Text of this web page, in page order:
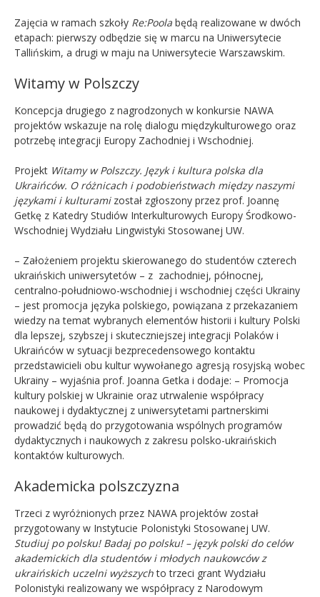
Zajęcia w ramach szkoły Re:Poola będą realizowane w dwóch
etapach: pierwszy odbędzie się w marcu na Uniwersytecie
Tallińskim, a drugi w maju na Uniwersytecie Warszawskim.
Witamy w Polszczy
Koncepcja drugiego z nagrodzonych w konkursie NAWA
projektów wskazuje na rolę dialogu międzykulturowego oraz
potrzebę integracji Europy Zachodniej i Wschodniej.
Projekt Witamy w Polszczy. Język i kultura polska dla
Ukraińców. O różnicach i podobieństwach między naszymi
językami i kulturamizostał zgłoszony przez prof. Joannę
Getkę z Katedry Studiów Interkulturowych Europy Środkowo-
Wschodniej Wydziału Lingwistyki Stosowanej UW.
– Założeniem projektu skierowanego do studentów czterech
ukraińskich uniwersytetów – z zachodniej, północnej,
centralno-południowo-wschodniej i wschodniej części Ukrainy
– jest promocja języka polskiego, powiązana z przekazaniem
wiedzy na temat wybranych elementów historii i kultury Polski
dla lepszej, szybszej i skuteczniejszej integracji Polaków i
Ukraińców w sytuacji bezprecedensowego kontaktu
przedstawicieli obu kultur wywołanego agresją rosyjską wobec
Ukrainy – wyjaśnia prof. Joanna Getka i dodaje: – Promocja
kultury polskiej w Ukrainie oraz utrwalenie współpracy
naukowej i dydaktycznej z uniwersytetami partnerskimi
prowadzić będą do przygotowania wspólnych programów
dydaktycznych i naukowych z zakresu polsko-ukraińskich
kontaktów kulturowych.
Akademicka polszczyzna
Trzeci z wyróżnionych przez NAWA projektów został
przygotowany w Instytucie Polonistyki Stosowanej UW.
Studiuj po polsku! Badaj po polsku! – język polski do celów
akademickich dla studentów i młodych naukowców z
ukraińskich uczelni wyższychto trzeci grant Wydziału
Polonistyki realizowany we współpracy z Narodowym